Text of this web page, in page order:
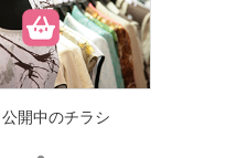
開中のチラシ